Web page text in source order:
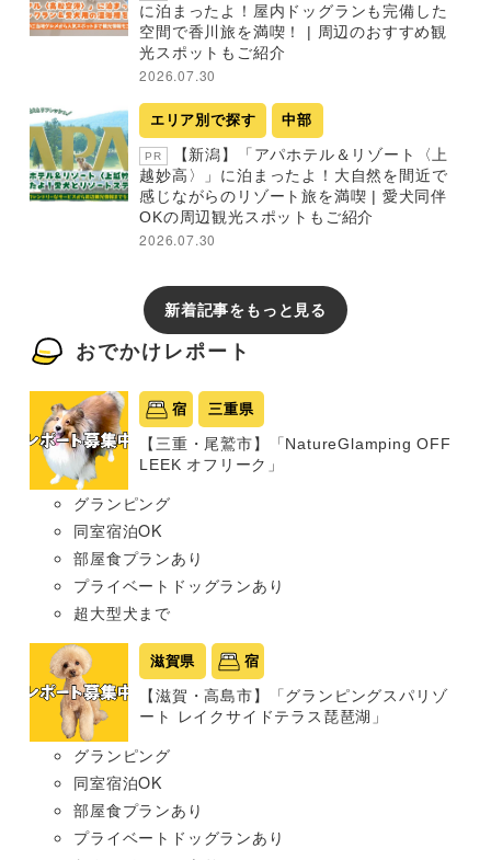
に泊まったよ！屋内ドッグランも完備した
空間で香川旅を満喫！ | 周辺のおすすめ観
光スポットもご紹介
2026.07.30
エリア別で探す 中部
PR
【新潟】「アパホテル＆リゾート〈上
越妙高〉」に泊まったよ！大自然を間近で
感じながらのリゾート旅を満喫 | 愛犬同伴
OKの周辺観光スポットもご紹介
2026.07.30
新着記事をもっと見る
おでかけレポート
宿 三重県
【三重・尾鷲市】「NatureGlamping OFF
LEEK オフリーク」
グランピング
同室宿泊OK
部屋食プランあり
プライベートドッグランあり
超大型犬まで
滋賀県 宿
【滋賀・高島市】「グランピングスパリゾ
ート レイクサイドテラス琵琶湖」
グランピング
同室宿泊OK
部屋食プランあり
プライベートドッグランあり